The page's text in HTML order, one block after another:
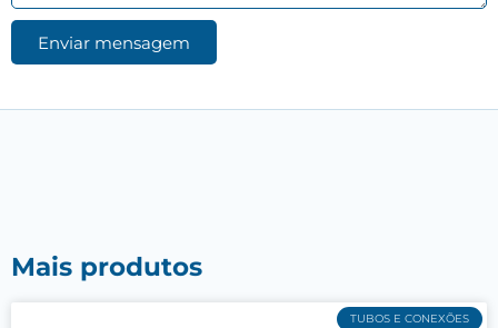
Enviar mensagem
Mais produtos
TUBOS E CONEXÕES